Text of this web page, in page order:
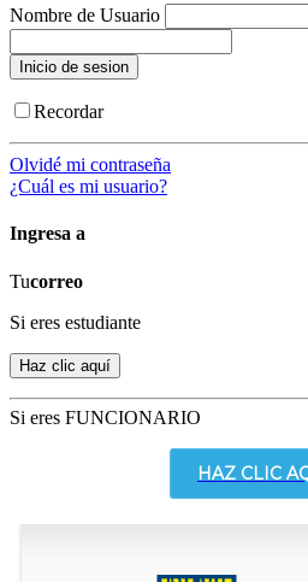
Nombre de Usuario
Recordar
Olvidé mi contraseña
¿Cuál es mi usuario?
Ingresa a
Tucorreo
Si eres estudiante
Si eres FUNCIONARIO
HAZ CLIC